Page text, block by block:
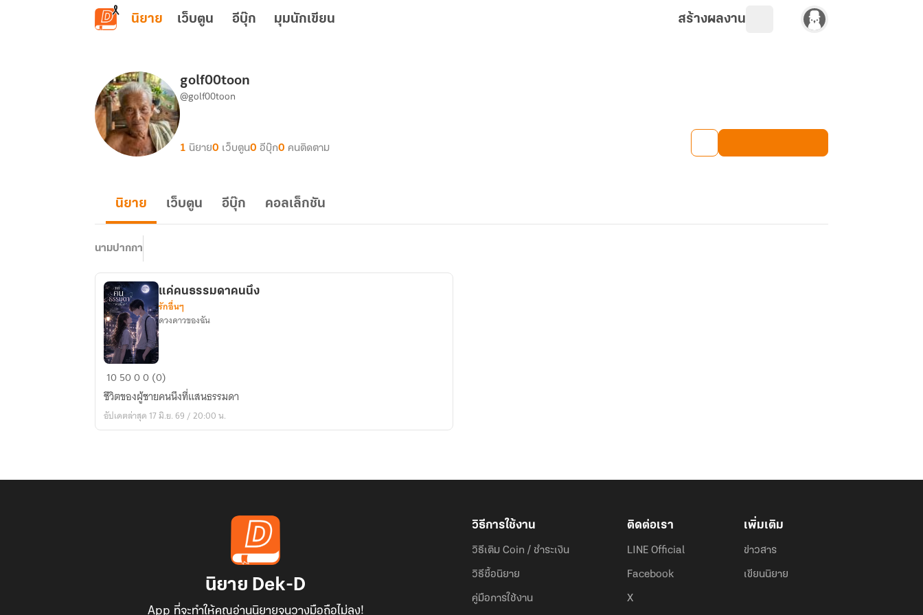
ข้ามไปยังเนื้อหาหลัก
นิยาย เว็บตูน อีบุ๊ก มุมนักเขียน สร้างผลงาน
golf00toon
@golf00toon
1 นิยาย0 เว็บตูน0 อีบุ๊ก0 คนติดตาม
นิยาย เว็บตูน อีบุ๊ก คอลเล็กชัน
นามปากกา
แค่
คน
ธรรมดา
คน
แค่คนธรรมดาคนนึง
รักอื่นๆ
ดวงดาวของฉัน
105000 (0)
ชีวิตของผู้ชายคนนึงที่แสนธรรมดา
อัปเดตล่าสุด 17 มิ.ย. 69 / 20:00 น.
นิยาย Dek-D
App ที่จะทำให้คุณอ่านนิยายจนวางมือถือไม่ลง!
วิธีการใช้งาน
วิธีเติม Coin / ชำระเงิน
วิธีซื้อนิยาย
คู่มือการใช้งาน
ติดต่อเรา
LINE Official
Facebook
X
เพิ่มเติม
ข่าวสาร
เขียนนิยาย